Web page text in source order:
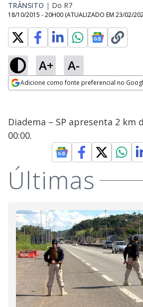
TRÂNSITO | Do R7
18/10/2015 - 20H00 (ATUALIZADO EM 23/02/
A+ A-
Adicione como fonte preferencial no
Diadema – SP apresenta 2 km
00:00.
Últimas